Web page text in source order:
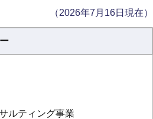
（2026年7月16日現在）
ルティング事業